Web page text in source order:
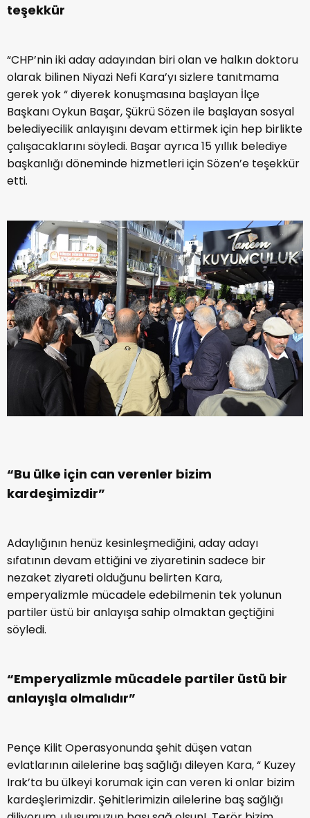
teşekkür
“CHP’nin iki aday adayından biri olan ve halkın doktoru
olarak bilinen Niyazi Nefi Kara’yı sizlere tanıtmama
gerek yok “ diyerek konuşmasına başlayan İlçe
Başkanı Oykun Başar, Şükrü Sözen ile başlayan sosyal
belediyecilik anlayışını devam ettirmek için hep birlikte
çalışacaklarını söyledi. Başar ayrıca 15 yıllık belediye
başkanlığı döneminde hizmetleri için Sözen’e teşekkür
etti.
“Bu ülke için can verenler bizim
kardeşimizdir”
Adaylığının henüz kesinleşmediğini, aday adayı
sıfatının devam ettiğini ve ziyaretinin sadece bir
nezaket ziyareti olduğunu belirten Kara,
emperyalizmle mücadele edebilmenin tek yolunun
partiler üstü bir anlayışa sahip olmaktan geçtiğini
söyledi.
“Emperyalizmle mücadele partiler üstü bir
anlayışla olmalıdır”
Pençe Kilit Operasyonunda şehit düşen vatan
evlatlarının ailelerine baş sağlığı dileyen Kara, “ Kuzey
Irak’ta bu ülkeyi korumak için can veren ki onlar bizim
kardeşlerimizdir. Şehitlerimizin ailelerine baş sağlığı